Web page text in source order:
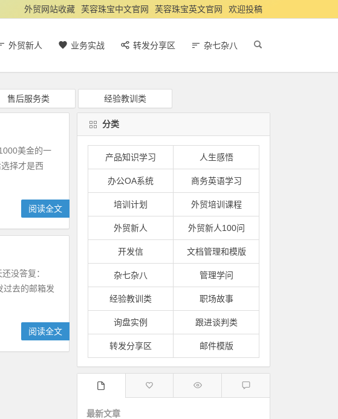
外贸网站收藏 芙容珠宝中文官网 芙容珠宝英文官网 欢迎投稿
外贸新人 业务实战 转发分享区 杂七杂八
售后服务类 经验教训类
美金的一
择才是西
阅读全文
没答复：
过去的邮箱发
阅读全文
分类
产品知识学习 人生感悟
办公OA系统 商务英语学习
培训计划 外贸培训课程
外贸新人 外贸新人100问
开发信 文档管理和模版
杂七杂八 管理学问
经验教训类 职场故事
询盘实例 跟进谈判类
转发分享区 邮件模版
最新文章